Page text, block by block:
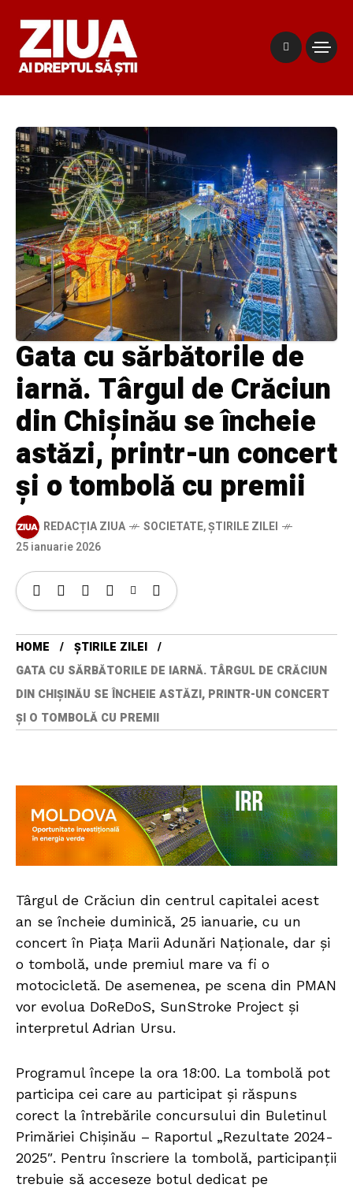
Gata cu sărbătorile de
iarnă. Târgul de Crăciun
din Chișinău se încheie
astăzi, printr-un concert
și o tombolă cu premii
REDACȚIA ZIUA SOCIETATE,ȘTIRILE ZILEI
25 ianuarie 2026
HOME
ȘTIRILE ZILEI
GATA CU SĂRBĂTORILE DE IARNĂ. TÂRGUL DE CRĂCIUN
DIN CHIȘINĂU SE ÎNCHEIE ASTĂZI, PRINTR-UN CONCERT
ȘI O TOMBOLĂ CU PREMII
Târgul de Crăciun din centrul capitalei acest
an se încheie duminică, 25 ianuarie, cu un
concert în Piața Marii Adunări Naționale, dar și
o tombolă, unde premiul mare va fi o
motocicletă. De asemenea, pe scena din PMAN
vor evolua DoReDoS, SunStroke Project și
interpretul Adrian Ursu.
Programul începe la ora 18:00. La tombolă pot
participa cei care au participat și răspuns
corect la întrebările concursului din Buletinul
Primăriei Chișinău – Raportul „Rezultate 2024-
2025″. Pentru înscriere la tombolă, participanții
trebuie să acceseze botul dedicat pe